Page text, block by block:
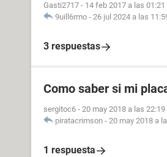
Gasti2717 - 14 feb 2017 a las 01:21
9uill6rmo - 26 jul 2024 a las
3 respuestas
Como saber si mi
sergitoc6 - 20 may 2018 a las 22:19
piratacrimson - 20 may 2018 a
1 respuesta